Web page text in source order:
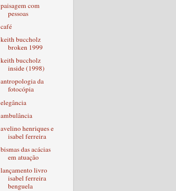
paisagem com
pessoas
café
keith buccholz
broken 1999
keith buccholz
inside (1998)
antropologia da
fotocópia
elegância
ambulância
avelino henriques e
isabel ferreira
bismas das acácias
em atuação
lançamento livro
isabel ferreira
benguela